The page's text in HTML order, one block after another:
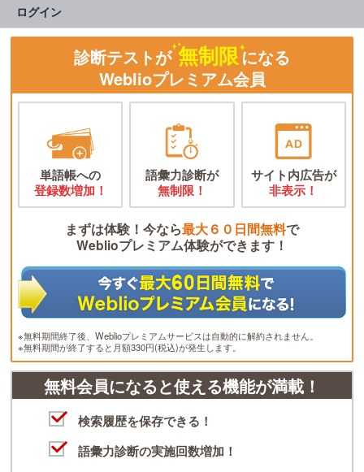
ログイン
診断テストが 無制限になる
Weblioプレミアム会員
単語帳への
登録数増加！
語彙力診断が
無制限！
サイト内広告が
非表示！
まずは体験！今なら最大６０日間無料で
Weblioプレミアム体験ができます！
※無料期間終了後、Weblioプレミアムサービスは自動的に解約されません。
※無料期間が終了すると月額330円(税込)が発生します。
無料会員になると使える機能が満載！
検索履歴を保存できる！
語彙力診断の実施回数増加！